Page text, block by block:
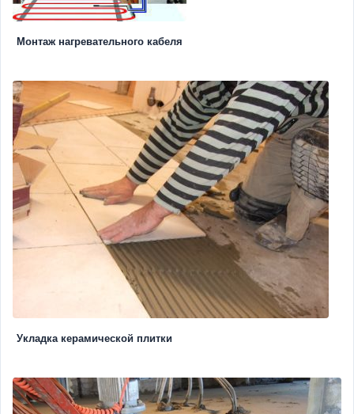
Монтаж нагревательного кабеля
Укладка керамической плитки